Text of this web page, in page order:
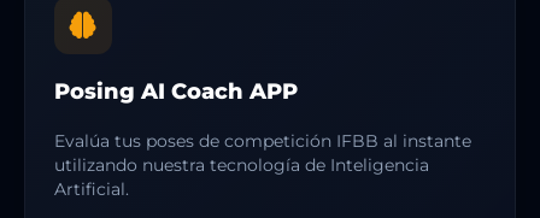
Posing AI Coach APP
Evalúa tus poses de competición IFBB al instante
utilizando nuestra tecnología de Inteligencia
Artificial.